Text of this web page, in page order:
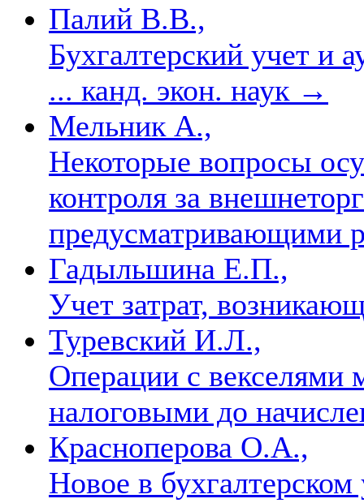
Палий В.В.,
Бухгалтерский учет и
... канд. экон. наук →
Мельник А.,
Некоторые вопросы
контроля за
предусматривающими
Гадыльшина Е.П.,
Учет затрат,
Туревский И.Л.,
Операции с векселями
налоговыми до
Красноперова О.А.,
Новое в